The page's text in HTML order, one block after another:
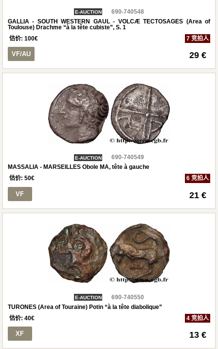
E-AUCTION
690-740548
GALLIA - SOUTH WESTERN GAUL - VOLCÆ TECTOSAGES (Area of
Toulouse) Drachme “à la tête cubiste”, S. 1
估价: 100€ 7 竞拍人
VF/AU 29 €
E-AUCTION
690-740549
MASSALIA - MARSEILLES Obole MA, tête à gauche
估价: 50€ 6 竞拍人
VF 21 €
E-AUCTION
690-740550
TURONES (Area of Touraine) Potin “à la tête diabolique”
估价: 40€ 4 竞拍人
XF 13 €